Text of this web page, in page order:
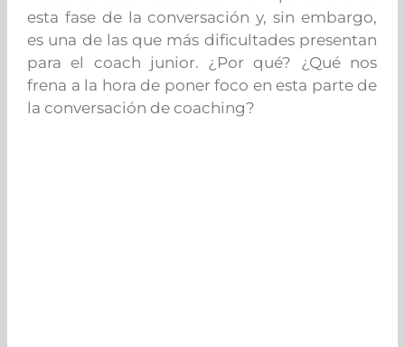
esta fase de la conversación y, sin embargo,
es una de las que más dificultades presentan
para el coach junior. ¿Por qué? ¿Qué nos
frena a la hora de poner foco en esta parte de
la conversación de coaching?